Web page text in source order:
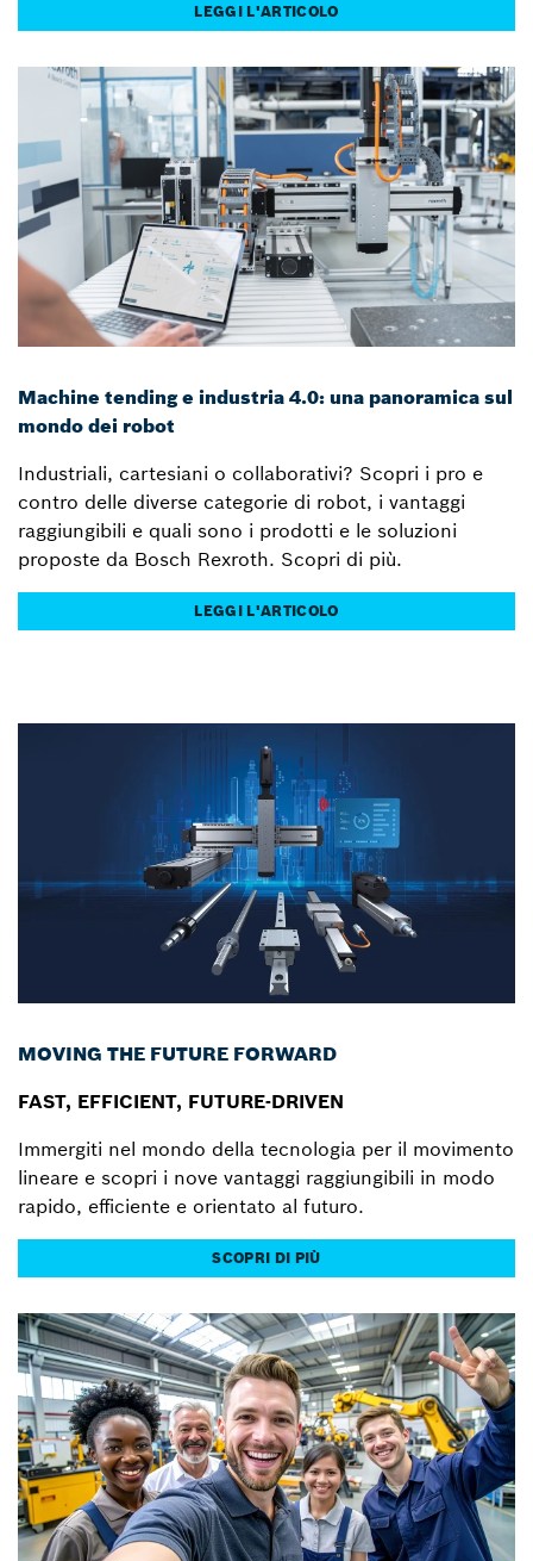
LEGGI L'ARTICOLO
Machine tending e industria 4.0: una panoramica sul
mondo dei robot
Industriali, cartesiani o collaborativi? Scopri i pro e
contro delle diverse categorie di robot, i vantaggi
raggiungibili e quali sono i prodotti e le soluzioni
proposte da Bosch Rexroth. Scopri di più.
LEGGI L'ARTICOLO
MOVING THE FUTURE FORWARD
FAST, EFFICIENT, FUTURE-DRIVEN
Immergiti nel mondo della tecnologia per il movimento
lineare e scopri i nove vantaggi raggiungibili in modo
rapido, efficiente e orientato al futuro.
SCOPRI DI PIÙ